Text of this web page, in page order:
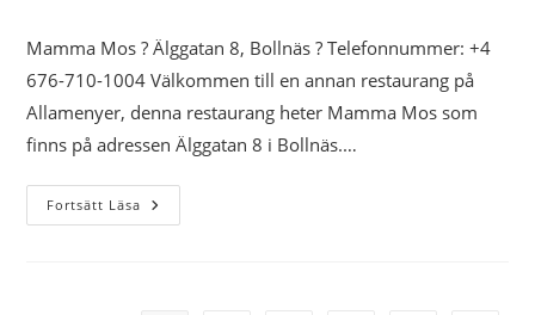
Mamma Mos ? Älggatan 8, Bollnäs ? Telefonnummer: +4
676-710-1004 Välkommen till en annan restaurang på
Allamenyer, denna restaurang heter Mamma Mos som
finns på adressen Älggatan 8 i Bollnäs.…
Fortsätt Läsa Mamma
Mos